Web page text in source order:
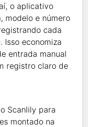
o aplicativo
modelo e número
cada
Isso economiza
entrada manual
registro claro de
Scanlily para
montado na